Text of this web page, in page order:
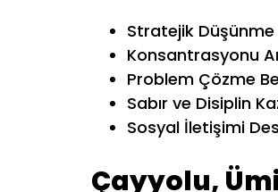
Stratejik
Konsantrasyonu
Problem Çözme
Sabır ve Disiplin
Sosyal İletişimi
Çayyolu,